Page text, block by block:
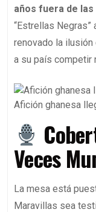
años fuera de las
“Estrellas
renovado la
a su país competir
Afición ghanesa
Veces
La mesa está
Maravillas sea